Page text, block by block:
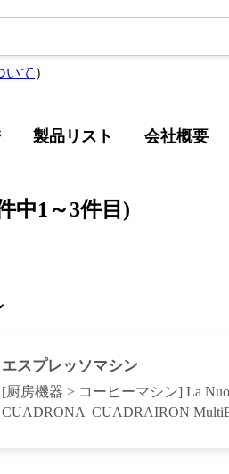
いて ）
製品リスト 会社概要
中1 ～3件目)
エスプレッソマシン
[厨房機器 > コーヒーマシン] La
CUADRONA CUADRAIRON